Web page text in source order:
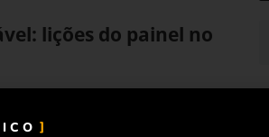
lições do painel no